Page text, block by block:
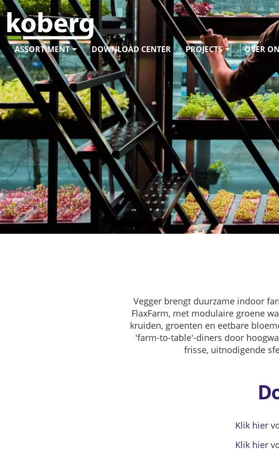
ASSORTIMENT DOWNLOAD CENTER PROJECTS OVER
Vegger brengt duurzame indoor
FlaxFarm, met modulaire groene
kruiden, groenten en eetbare
'farm-to-table'-diners door
frisse, uitnodigende
Klik hier
Klik hier